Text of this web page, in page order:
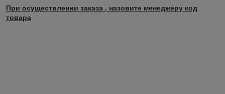
При осуществлении заказа , назовите менеджеру код
товара